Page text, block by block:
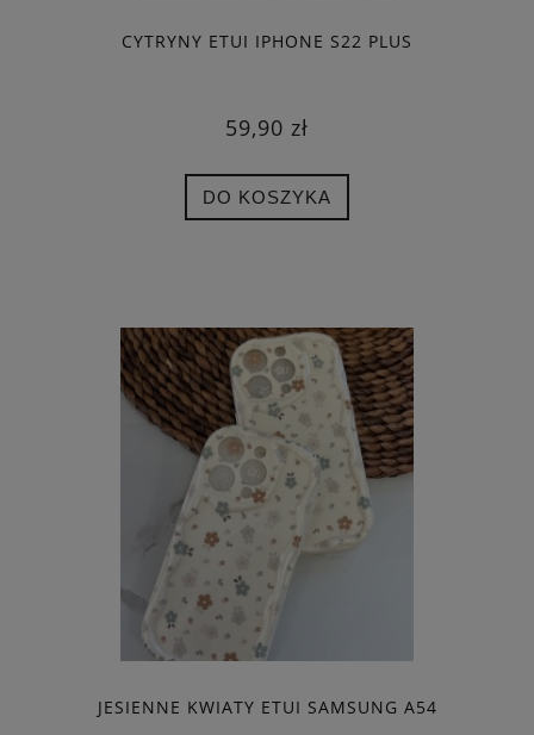
CYTRYNY ETUI IPHONE S22 PLUS
59,90 zł
DO KOSZYKA
JESIENNE KWIATY ETUI SAMSUNG A54